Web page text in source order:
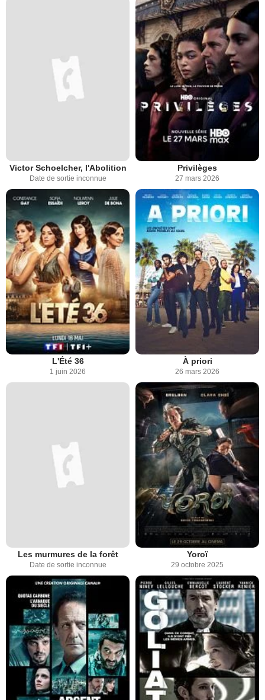
Victor Schoelcher, l'Abolition
Date de sortie inconnue
Privilèges
27 mars 2026
L'Été 36
1 juin 2026
À priori
26 mars 2026
Les murmures de la forêt
Date de sortie inconnue
Yoroï
29 octobre 2025